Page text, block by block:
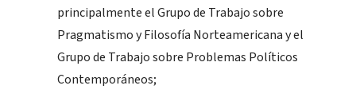
principalmente el Grupo de Trabajo sobre
Pragmatismo y Filosofía Norteamericana y el
Grupo de Trabajo sobre Problemas Políticos
Contemporáneos;